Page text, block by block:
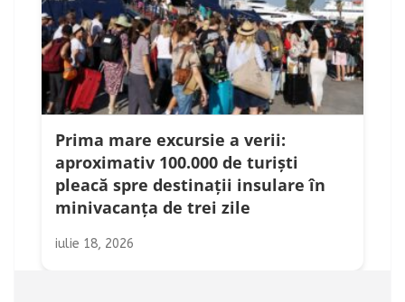
Prima mare excursie a verii:
aproximativ 100.000 de turiști
pleacă spre destinații insulare în
minivacanța de trei zile
iulie 18, 2026